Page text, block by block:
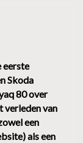
eerste
Skoda
80 over
verleden van
een
als een